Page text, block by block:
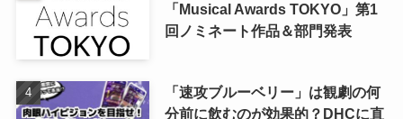
「Musical Awards TOKYO」第1
回ノミネート作品＆部門発表
「速攻ブルーベリー」は観劇の何
分前に飲むのが効果的？DHCに直